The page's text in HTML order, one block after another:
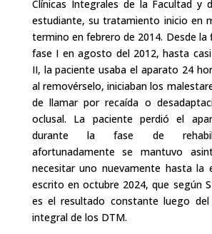
Clínicas Integrales de la Facultad y
estudiante, su tratamiento inicio en
termino en febrero de 2014. Desde la
fase I en agosto del 2012, hasta
II, la paciente usaba el aparato 24
al removérselo, iniciaban los
de llamar por recaída o
oclusal. La paciente perdió el
durante la fase de
afortunadamente se mantuvo
necesitar uno nuevamente hasta la
escrito en octubre 2024, que según
es el resultado constante luego
integral de los DTM.